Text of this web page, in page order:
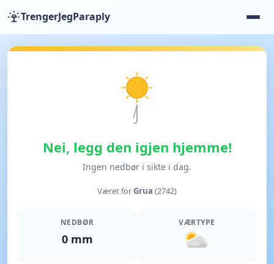
TrengerJegParaply
Nei, legg den igjen hjemme!
Ingen nedbør i sikte i dag.
Været forGrua (2742)
NEDBØR
0 mm
VÆRTYPE